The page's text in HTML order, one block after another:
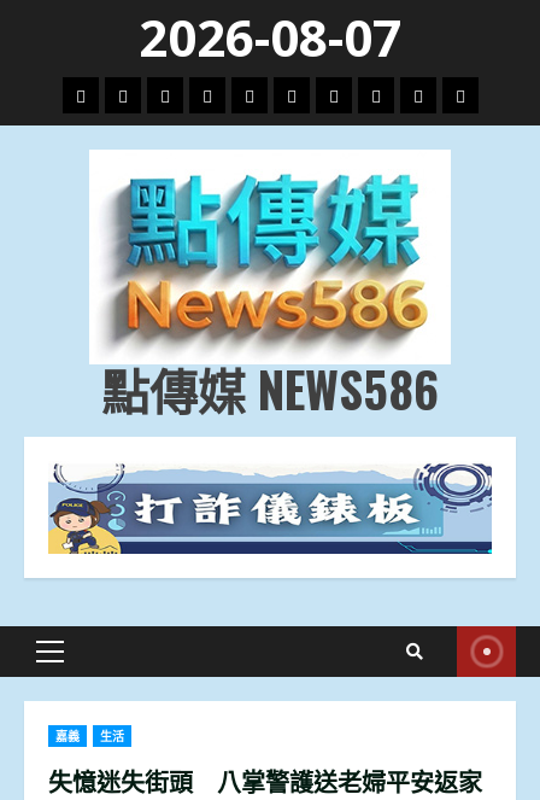
content
2026-08-07
頭
條
財
經
地
方.
會
文
教.
技
專
題
娛
樂
劇
政
治
國
際
運
動
生
活
點傳媒 NEWS586
Primary
嘉義 生活
失憶迷失街頭 八掌警護送老婦平安返家